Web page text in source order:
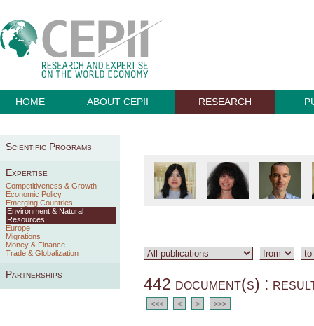
HOME ABOUT CEPII RESEARCH
Scientific Programs
Expertise
Competitiveness & Growth
Economic Policy
Emerging Countries
Environment & Natural
Resources
Europe
Migrations
Money & Finance
Trade & Globalization
Partnerships
442 document(s) :
<<< < > >>>